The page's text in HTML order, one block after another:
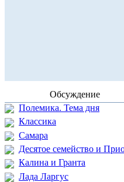
Обсуждение
Полемика. Тема дня
Классика
Самара
Десятое семейство и
Калина и Гранта
Лада Ларгус